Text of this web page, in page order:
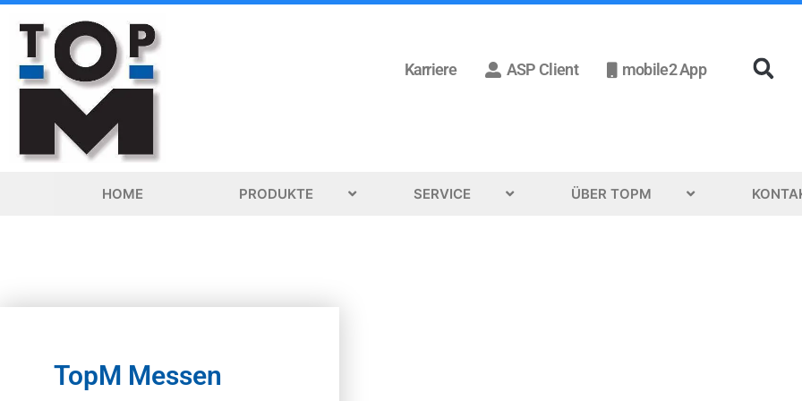
Zum
Inhalt
springen
Karriere ASP Client mobile2 App
HOME PRODUKTE SERVICE ÜBER TOPM
TopM Messen